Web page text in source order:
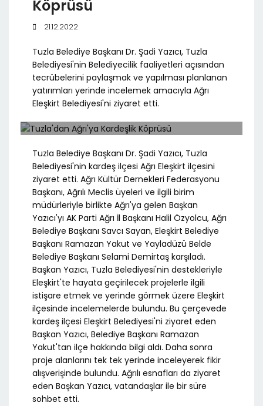
Köprüsü
21.12.2022
Tuzla Belediye Başkanı Dr. Şadi Yazıcı, Tuzla
Belediyesi'nin Belediyecilik faaliyetleri açısından
tecrübelerini paylaşmak ve yapılması planlanan
yatırımları yerinde incelemek amacıyla Ağrı
Eleşkirt Belediyesi'ni ziyaret etti.
Tuzla Belediye Başkanı Dr. Şadi Yazıcı, Tuzla
Belediyesi'nin kardeş ilçesi Ağrı Eleşkirt ilçesini
ziyaret etti. Ağrı Kültür Dernekleri Federasyonu
Başkanı, Ağrılı Meclis üyeleri ve ilgili birim
müdürleriyle birlikte Ağrı'ya gelen Başkan
Yazıcı'yı AK Parti Ağrı İl Başkanı Halil Özyolcu, Ağrı
Belediye Başkanı Savcı Sayan, Eleşkirt Belediye
Başkanı Ramazan Yakut ve Yayladüzü Belde
Belediye Başkanı Selami Demirtaş karşıladı.
Başkan Yazıcı, Tuzla Belediyesi'nin destekleriyle
Eleşkirt'te hayata geçirilecek projelerle ilgili
istişare etmek ve yerinde görmek üzere Eleşkirt
ilçesinde incelemelerde bulundu. Bu çerçevede
kardeş ilçesi Eleşkirt Belediyesi'ni ziyaret eden
Başkan Yazıcı, Belediye Başkanı Ramazan
Yakut'tan ilçe hakkında bilgi aldı. Daha sonra
proje alanlarını tek tek yerinde inceleyerek fikir
alışverişinde bulundu. Ağrılı esnafları da ziyaret
eden Başkan Yazıcı, vatandaşlar ile bir süre
sohbet etti.